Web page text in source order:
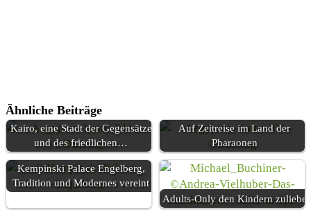
Ähnliche Beiträge
Kairo, eine Stadt der Gegensätze
und des friedlichen…
Auf Zeitreise im Land der
Pharaonen
Kempinski Palace Engelberg,
Tradition und Modernes vereint
Adults-Only den Kindern zuliebe